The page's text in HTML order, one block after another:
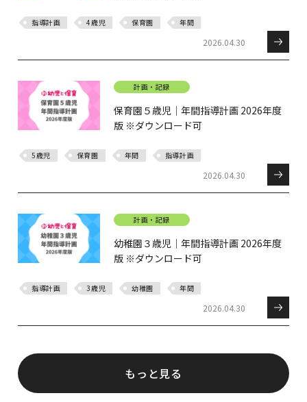
指導計画 4歳児 保育園 年間
2026.04.30
計画・記録
保育園５歳児｜年間指導計画 2026年度
版 ※ダウンロード可
5歳児 保育園 年間 指導計画
2026.04.30
計画・記録
幼稚園３歳児｜年間指導計画 2026年度
版 ※ダウンロード可
指導計画 3歳児 幼稚園 年間
2026.04.30
もっと見る